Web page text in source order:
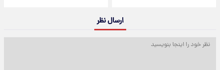
ارسال نظر